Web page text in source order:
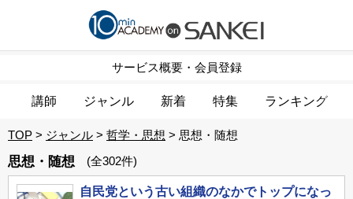
サービス概要・会員登録
講師 ジャンル 新着 特集 ランキング
TOP ジャンル 哲学・思想 思想・随想
思想・随想 (全302件)
自民党という古い組織のなかでトップになっ